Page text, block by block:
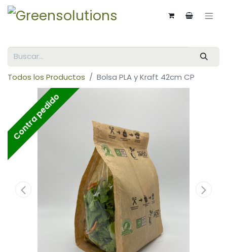
Todos los Productos Bolsa PLA y Kraft 42cm CP
Contra pedido